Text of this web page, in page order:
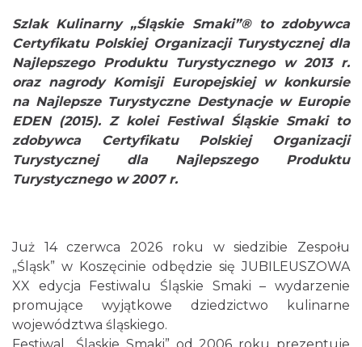
Szlak Kulinarny „Śląskie Smaki”® to zdobywca
Certyfikatu Polskiej Organizacji Turystycznej dla
Najlepszego Produktu Turystycznego w 2013 r.
oraz nagrody Komisji Europejskiej w konkursie
na Najlepsze Turystyczne Destynacje w Europie
EDEN (2015). Z kolei Festiwal Śląskie Smaki to
zdobywca Certyfikatu Polskiej Organizacji
Turystycznej dla Najlepszego Produktu
Turystycznego w 2007 r.
Już 14 czerwca 2026 roku w siedzibie Zespołu
„Śląsk” w Koszęcinie odbędzie się JUBILEUSZOWA
XX edycja Festiwalu Śląskie Smaki – wydarzenie
promujące wyjątkowe dziedzictwo kulinarne
województwa śląskiego.